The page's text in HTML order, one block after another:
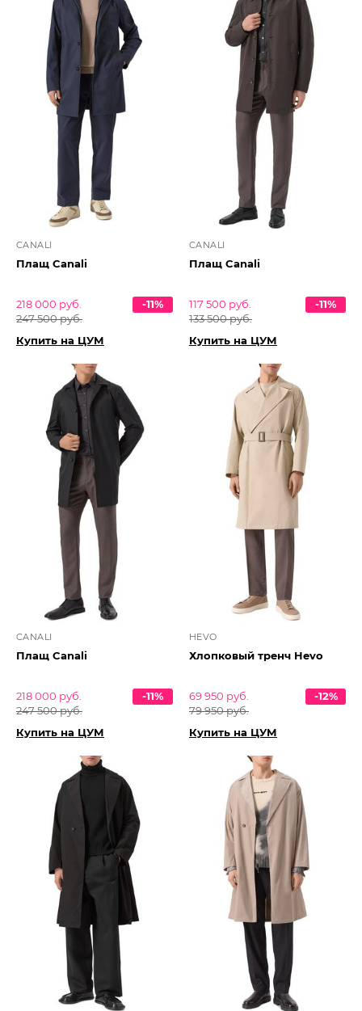
CANALI
Плащ Canali
218 000 руб.
247 500 руб.
-11%
Купить на ЦУМ
CANALI
Плащ Canali
117 500 руб.
133 500 руб.
-11%
Купить на ЦУМ
CANALI
Плащ Canali
218 000 руб.
247 500 руб.
-11%
Купить на ЦУМ
HEVO
Хлопковый тренч Hevo
69 950 руб.
79 950 руб.
-12%
Купить на ЦУМ